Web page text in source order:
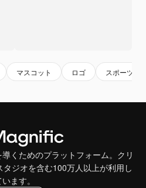
マスコット ロゴ スポーツ
くためのプラットフォーム。クリ
ジオを含む100万人以上が利用し
ます。